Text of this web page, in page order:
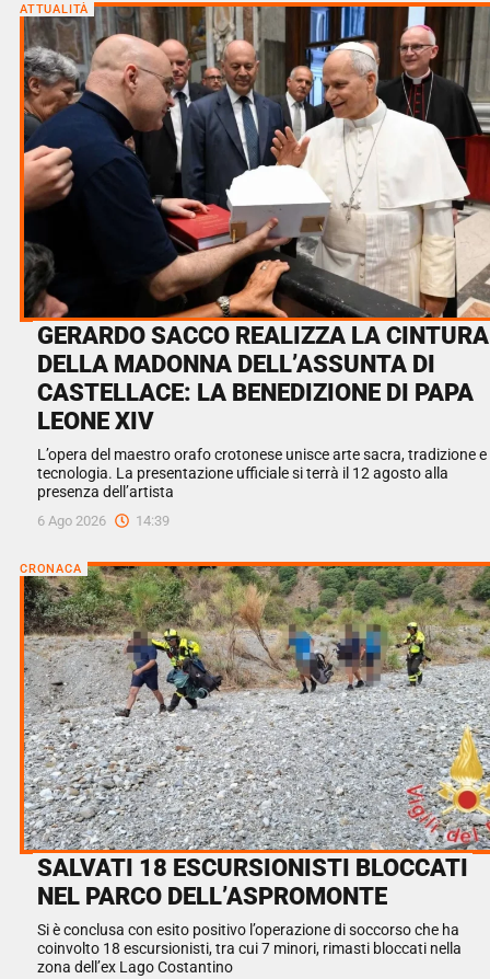
ATTUALITÀ
GERARDO SACCO REALIZZA LA CINTURA
DELLA MADONNA DELL’ASSUNTA DI
CASTELLACE: LA BENEDIZIONE DI PAPA
LEONE XIV
L’opera del maestro orafo crotonese unisce arte sacra, tradizione e
tecnologia. La presentazione ufficiale si terrà il 12 agosto alla
presenza dell’artista
6 Ago 2026 14:39
CRONACA
SALVATI 18 ESCURSIONISTI BLOCCATI
NEL PARCO DELL’ASPROMONTE
Si è conclusa con esito positivo l’operazione di soccorso che ha
coinvolto 18 escursionisti, tra cui 7 minori, rimasti bloccati nella
zona dell’ex Lago Costantino